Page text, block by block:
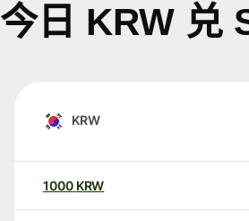
今日 KRW 兑
KRW
1000 KRW